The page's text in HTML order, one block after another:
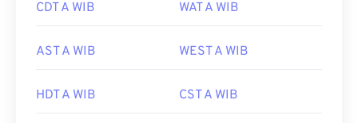
CDT A WIB WAT A WIB
AST A WIB WEST A WIB
HDT A WIB CST A WIB